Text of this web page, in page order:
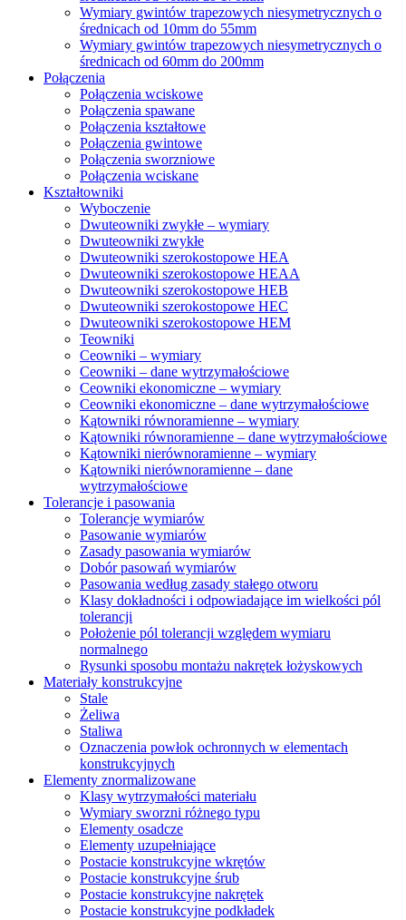
Wymiary gwintów trapezowych niesymetrycznych o
średnicach od 10mm do 55mm
Wymiary gwintów trapezowych niesymetrycznych o
średnicach od 60mm do 200mm
Połączenia
Połączenia wciskowe
Połączenia spawane
Połączenia kształtowe
Połączenia gwintowe
Połączenia sworzniowe
Połączenia wciskane
Kształtowniki
Wyboczenie
Dwuteowniki zwykłe – wymiary
Dwuteowniki zwykłe
Dwuteowniki szerokostopowe HEA
Dwuteowniki szerokostopowe HEAA
Dwuteowniki szerokostopowe HEB
Dwuteowniki szerokostopowe HEC
Dwuteowniki szerokostopowe HEM
Teowniki
Ceowniki – wymiary
Ceowniki – dane wytrzymałościowe
Ceowniki ekonomiczne – wymiary
Ceowniki ekonomiczne – dane wytrzymałościowe
Kątowniki równoramienne – wymiary
Kątowniki równoramienne – dane wytrzymałościowe
Kątowniki nierównoramienne – wymiary
Kątowniki nierównoramienne – dane
wytrzymałościowe
Tolerancje i pasowania
Tolerancje wymiarów
Pasowanie wymiarów
Zasady pasowania wymiarów
Dobór pasowań wymiarów
Pasowania według zasady stałego otworu
Klasy dokładności i odpowiadające im wielkości pól
tolerancji
Położenie pól tolerancji względem wymiaru
normalnego
Rysunki sposobu montażu nakrętek łożyskowych
Materiały konstrukcyjne
Stale
Żeliwa
Staliwa
Oznaczenia powłok ochronnych w elementach
konstrukcyjnych
Elementy znormalizowane
Klasy wytrzymałości materiału
Wymiary sworzni różnego typu
Elementy osadcze
Elementy uzupełniające
Postacie konstrukcyjne wkrętów
Postacie konstrukcyjne śrub
Postacie konstrukcyjne nakrętek
Postacie konstrukcyjne podkładek